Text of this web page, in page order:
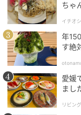
オレンジページnet
「スモークサーモ
き肉ボート」「紫
「にんじんのポタ
ちゃ
イチオシ
年
す絶
愛媛
まし
リビン